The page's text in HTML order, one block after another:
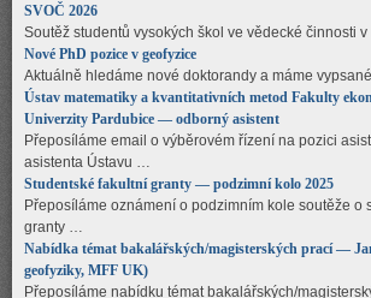
SVOČ 2026
Soutěž studentů vysokých škol ve vědecké činnosti
Nové PhD pozice v geofyzice
Aktuálně hledáme nové doktorandy a máme
Ústav matematiky a kvantitativních metod Fakulty
Univerzity Pardubice — odborný asistent
Přeposíláme email o výběrovém řízení na pozici
asistenta Ústavu …
Studentské fakultní granty — podzimní kolo 2025
Přeposíláme oznámení o podzimním kole soutěže o
granty …
Nabídka témat bakalářských/magisterských prací —
geofyziky, MFF UK)
Přeposíláme nabídku témat bakalářských/